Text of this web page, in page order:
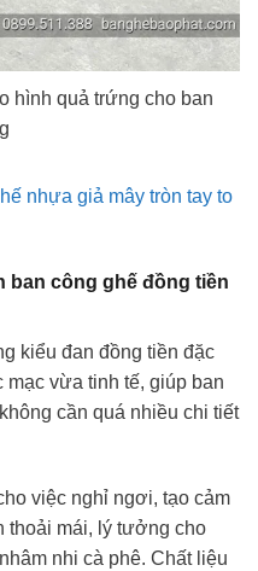
hình quả trứng cho ban
nhựa giả mây tròn tay to
ban công ghế đồng tiền
kiểu đan đồng tiền đặc
vừa tinh tế, giúp ban
cần quá nhiều chi tiết
việc nghỉ ngơi, tạo cảm
thoải mái, lý tưởng cho
nhi cà phê. Chất liệu